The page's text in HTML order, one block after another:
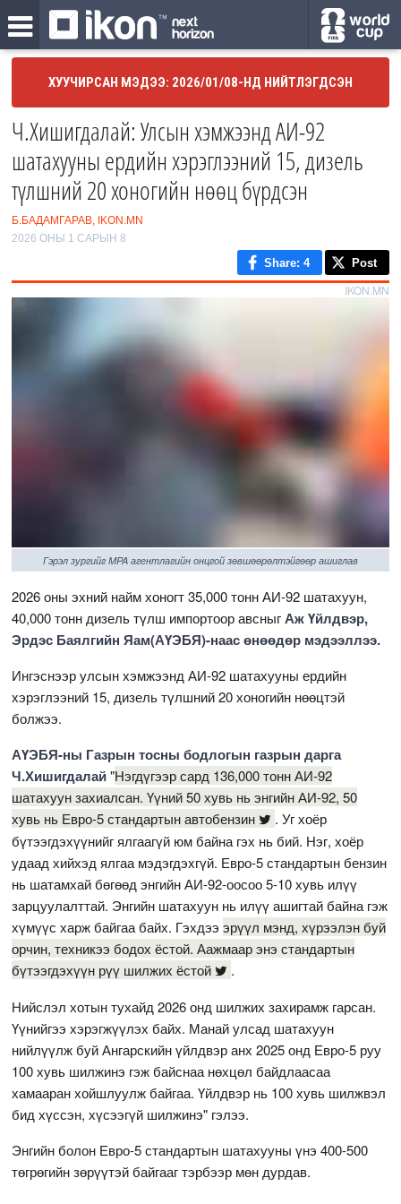
ХУУЧИРСАН МЭДЭЭ: 2026/01/08-НД НИЙТЛЭГДСЭН
Ч.Хишигдалай: Улсын хэмжээнд АИ-92
шатахууны ердийн хэрэглээний 15, дизель
түлшний 20 хоногийн нөөц бүрдсэн
Б.БАДАМГАРАВ, IKON.MN
2026 ОНЫ 1 САРЫН 8
Share: 4 Post
IKON.MN
Гэрэл зургийг MPA агентлагийн онцгой зөвшөөрөлтэйгөөр ашиглав
2026 оны эхний найм хоногт 35,000 тонн АИ-92 шатахуун,
40,000 тонн дизель түлш импортоор авсныгАж Үйлдвэр,
Эрдэс Баялгийн Яам(АҮЭБЯ)-наас өнөөдөр мэдээллээ.
Ингэснээр улсын хэмжээнд АИ-92 шатахууны ердийн
хэрэглээний 15, дизель түлшний 20 хоногийн нөөцтэй
болжээ.
АҮЭБЯ-ны Газрын тосны бодлогын газрын дарга
Ч.Хишигдалай"Нэгдүгээр сард 136,000 тонн АИ-92
шатахуун захиалсан. Үүний 50 хувь нь энгийн АИ-92, 50
хувь нь Евро-5 стандартын автобензин
. Уг хоёр
бүтээгдэхүүнийг ялгаагүй юм байна гэх нь бий. Нэг, хоёр
удаад хийхэд ялгаа мэдэгдэхгүй. Евро-5 стандартын бензин
нь шатамхай бөгөөд энгийн АИ-92-оосоо 5-10 хувь илүү
зарцуулалттай. Энгийн шатахуун нь илүү ашигтай байна гэж
хүмүүс харж байгаа байх. Гэхдэээрүүл мэнд, хүрээлэн буй
орчин, техникээ бодох ёстой. Аажмаар энэ стандартын
бүтээгдэхүүн рүү шилжих ёстой
.
Нийслэл хотын тухайд 2026 онд шилжих захирамж гарсан.
Үүнийгээ хэрэгжүүлэх байх. Манай улсад шатахуун
нийлүүлж буй Ангарскийн үйлдвэр анх 2025 онд Евро-5 руу
100 хувь шилжинэ гэж байснаа нөхцөл байдлаасаа
хамааран хойшлуулж байгаа. Үйлдвэр нь 100 хувь шилжвэл
бид хүссэн, хүсээгүй шилжинэ" гэлээ.
Энгийн болон Евро-5 стандартын шатахууны үнэ 400-500
төгрөгийн зөрүүтэй байгааг тэрбээр мөн дурдав.